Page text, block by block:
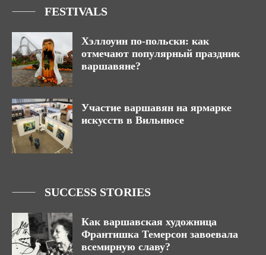
FESTIVALS
Хэллоуин по-польски: как
отмечают популярный праздник
варшавяне?
Участие варшавян на ярмарке
искусств в Вильнюсе
SUCCESS STORIES
Как варшавская художница
Франтишка Темерсон завоевала
всемирную славу?